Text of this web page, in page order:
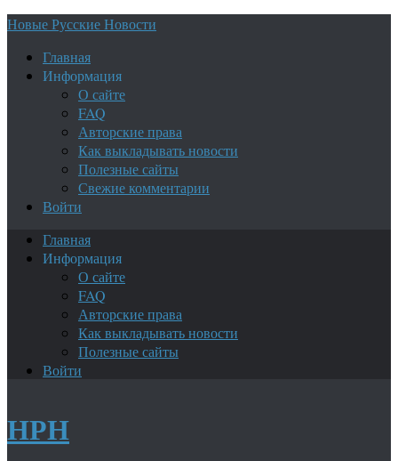
Новые Русские Новости
Главная
Информация
О сайте
FAQ
Авторские права
Как выкладывать новости
Полезные сайты
Свежие комментарии
Войти
Главная
Информация
О сайте
FAQ
Авторские права
Как выкладывать новости
Полезные сайты
Войти
НРН